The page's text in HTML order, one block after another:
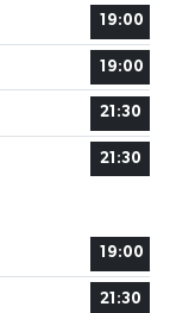
19:00
19:00
21:30
21:30
19:00
21:30